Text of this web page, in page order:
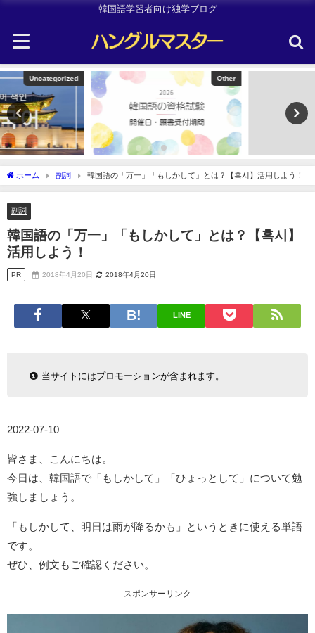
韓国語学習者向け独学ブログ
ホーム 副詞 韓国語の「万一」「もしかして」とは？【혹시】活用しよう！
副詞
韓国語の「万一」「もしかして」とは？【혹시】
活用しよう！
PR 2018年4月20日 2018年4月20日
LINE
当サイトにはプロモーションが含まれます。
2022-07-10
皆さま、こんにちは。
今日は、韓国語で「もしかして」「ひょっとして」について勉
強しましょう。
「もしかして、明日は雨が降るかも」というときに使える単語
です。
ぜひ、例文もご確認ください。
スポンサーリンク